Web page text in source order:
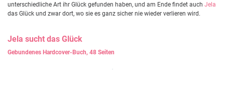
unterschiedliche Art ihr Glück gefunden haben, und am Ende findet auch Jela
das Glück und zwar dort, wo sie es ganz sicher nie wieder verlieren wird.
Jela sucht das Glück
Gebundenes Hardcover-Buch, 48 Seiten